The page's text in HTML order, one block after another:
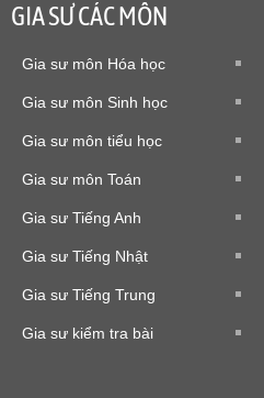
GIA SƯ CÁC MÔN
Gia sư môn Hóa học
Gia sư môn Sinh học
Gia sư môn tiểu học
Gia sư môn Toán
Gia sư Tiếng Anh
Gia sư Tiếng Nhật
Gia sư Tiếng Trung
Gia sư kiểm tra bài